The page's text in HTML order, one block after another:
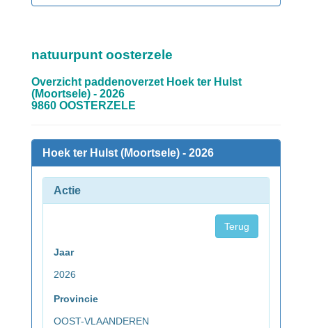
natuurpunt oosterzele
Overzicht paddenoverzet Hoek ter Hulst
(Moortsele) - 2026
9860 OOSTERZELE
Hoek ter Hulst (Moortsele) - 2026
Actie
Terug
Jaar
2026
Provincie
OOST-VLAANDEREN